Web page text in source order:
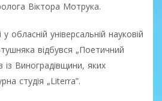
Віктора Мотрука.
обласній універсальній науковій
відбувся „Поетичний
із Виноградівщини, яких
студія „Literra”.